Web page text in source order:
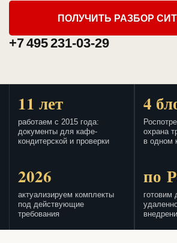
ПОЛУЧИТЬ РАЗБОР
+7 495 231-03-29
11 лет
работаем с 2015 года:
документы для кафе-
кондитерской и проверки
4
охрана
в одном
2026
актуализируем комплекты
под действующие
требования
по
готовим